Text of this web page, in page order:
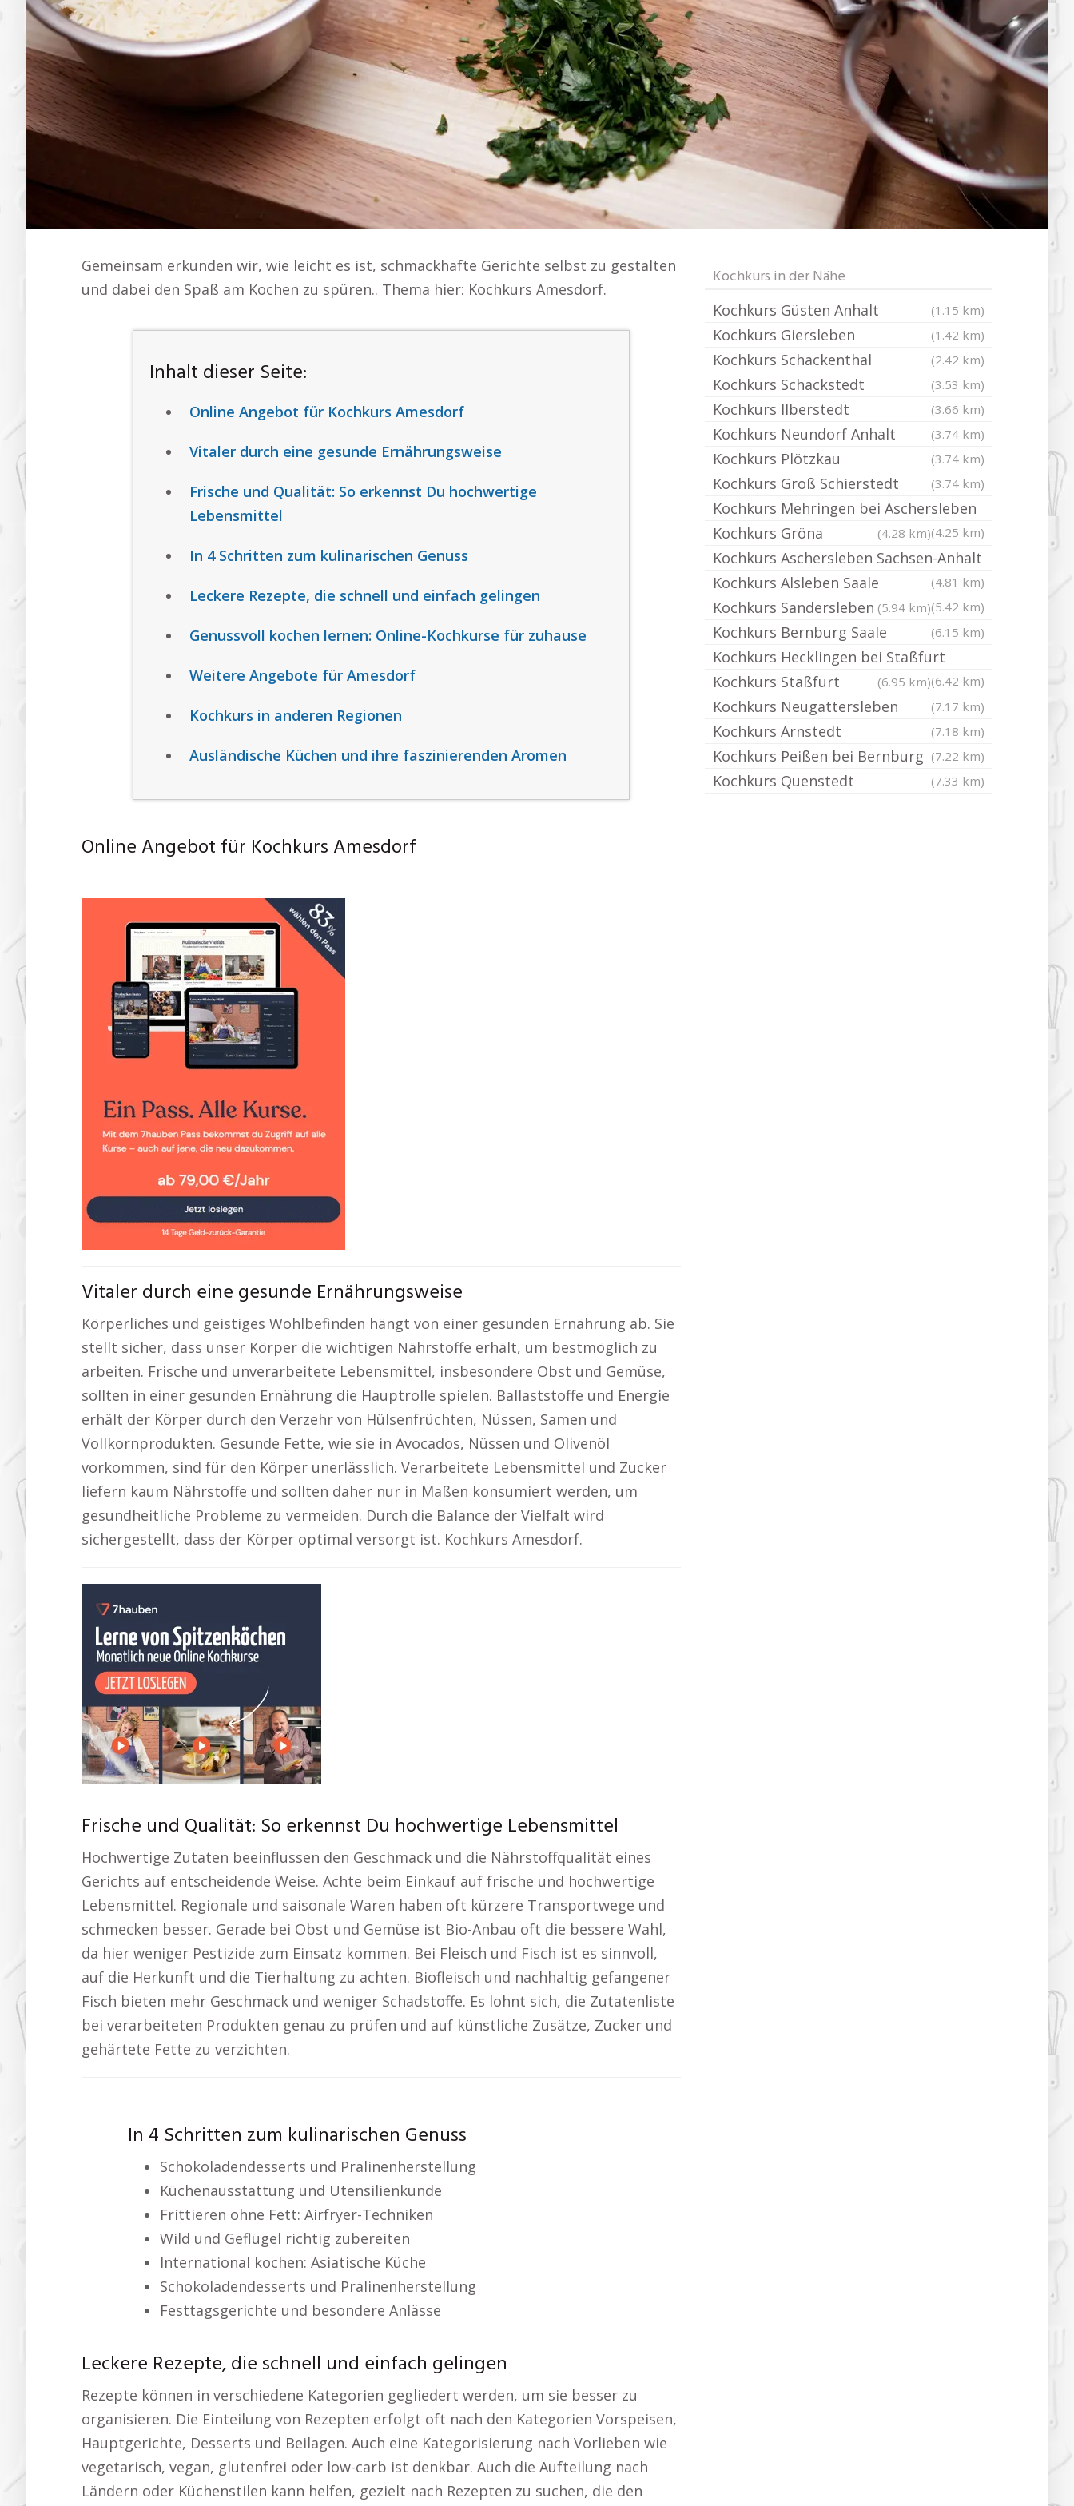
Gemeinsam erkunden wir, wie leicht es ist, schmackhafte Gerichte selbst zu gestalten
und dabei den Spaß am Kochen zu spüren.. Thema hier: Kochkurs Amesdorf.
Inhalt dieser Seite:
Online Angebot für Kochkurs Amesdorf
Vitaler durch eine gesunde Ernährungsweise
Frische und Qualität: So erkennst Du hochwertige
Lebensmittel
In 4 Schritten zum kulinarischen Genuss
Leckere Rezepte, die schnell und einfach gelingen
Genussvoll kochen lernen: Online-Kochkurse für zuhause
Weitere Angebote für Amesdorf
Kochkurs in anderen Regionen
Ausländische Küchen und ihre faszinierenden Aromen
Online Angebot für Kochkurs Amesdorf
Vitaler durch eine gesunde Ernährungsweise
Körperliches und geistiges Wohlbefinden hängt von einer gesunden Ernährung ab. Sie
stellt sicher, dass unser Körper die wichtigen Nährstoffe erhält, um bestmöglich zu
arbeiten. Frische und unverarbeitete Lebensmittel, insbesondere Obst und Gemüse,
sollten in einer gesunden Ernährung die Hauptrolle spielen. Ballaststoffe und Energie
erhält der Körper durch den Verzehr von Hülsenfrüchten, Nüssen, Samen und
Vollkornprodukten. Gesunde Fette, wie sie in Avocados, Nüssen und Olivenöl
vorkommen, sind für den Körper unerlässlich. Verarbeitete Lebensmittel und Zucker
liefern kaum Nährstoffe und sollten daher nur in Maßen konsumiert werden, um
gesundheitliche Probleme zu vermeiden. Durch die Balance der Vielfalt wird
sichergestellt, dass der Körper optimal versorgt ist. Kochkurs Amesdorf.
Frische und Qualität: So erkennst Du hochwertige Lebensmittel
Hochwertige Zutaten beeinflussen den Geschmack und die Nährstoffqualität eines
Gerichts auf entscheidende Weise. Achte beim Einkauf auf frische und hochwertige
Lebensmittel. Regionale und saisonale Waren haben oft kürzere Transportwege und
schmecken besser. Gerade bei Obst und Gemüse ist Bio-Anbau oft die bessere Wahl,
da hier weniger Pestizide zum Einsatz kommen. Bei Fleisch und Fisch ist es sinnvoll,
auf die Herkunft und die Tierhaltung zu achten. Biofleisch und nachhaltig gefangener
Fisch bieten mehr Geschmack und weniger Schadstoffe. Es lohnt sich, die Zutatenliste
bei verarbeiteten Produkten genau zu prüfen und auf künstliche Zusätze, Zucker und
gehärtete Fette zu verzichten.
In 4 Schritten zum kulinarischen Genuss
Schokoladendesserts und Pralinenherstellung
Küchenausstattung und Utensilienkunde
Frittieren ohne Fett: Airfryer-Techniken
Wild und Geflügel richtig zubereiten
International kochen: Asiatische Küche
Schokoladendesserts und Pralinenherstellung
Festtagsgerichte und besondere Anlässe
Leckere Rezepte, die schnell und einfach gelingen
Rezepte können in verschiedene Kategorien gegliedert werden, um sie besser zu
organisieren. Die Einteilung von Rezepten erfolgt oft nach den Kategorien Vorspeisen,
Hauptgerichte, Desserts und Beilagen. Auch eine Kategorisierung nach Vorlieben wie
vegetarisch, vegan, glutenfrei oder low-carb ist denkbar. Auch die Aufteilung nach
Ländern oder Küchenstilen kann helfen, gezielt nach Rezepten zu suchen, die den
Kochkurs in der Nähe
Kochkurs Güsten Anhalt (1.15 km)
Kochkurs Giersleben (1.42 km)
Kochkurs Schackenthal (2.42 km)
Kochkurs Schackstedt (3.53 km)
Kochkurs Ilberstedt (3.66 km)
Kochkurs Neundorf Anhalt (3.74 km)
Kochkurs Plötzkau (3.74 km)
Kochkurs Groß Schierstedt (3.74 km)
Kochkurs Mehringen bei Aschersleben
(4.25 km)
Kochkurs Gröna (4.28 km)
Kochkurs Aschersleben Sachsen-Anhalt
(4.81 km)
Kochkurs Alsleben Saale
(5.42 km)
Kochkurs Sandersleben (5.94 km)
Kochkurs Bernburg Saale (6.15 km)
Kochkurs Hecklingen bei Staßfurt
(6.42 km)
Kochkurs Staßfurt (6.95 km)
Kochkurs Neugattersleben (7.17 km)
Kochkurs Arnstedt (7.18 km)
Kochkurs Peißen bei Bernburg (7.22 km)
Kochkurs Quenstedt (7.33 km)